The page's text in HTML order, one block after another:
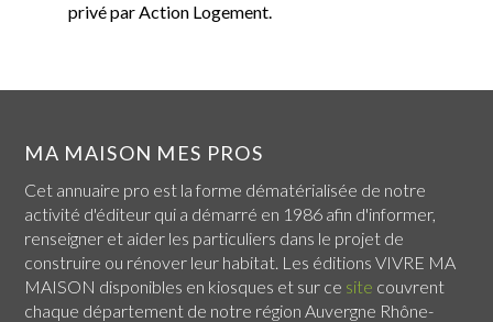
privé par Action Logement.
MA MAISON MES PROS
Cet annuaire pro est la forme dématérialisée de notre
activité d'éditeur qui a démarré en 1986 afin d'informer,
renseigner et aider les particuliers dans le projet de
construire ou rénover leur habitat. Les éditions VIVRE MA
MAISON disponibles en kiosques et sur ce site couvrent
chaque département de notre région Auvergne Rhône-